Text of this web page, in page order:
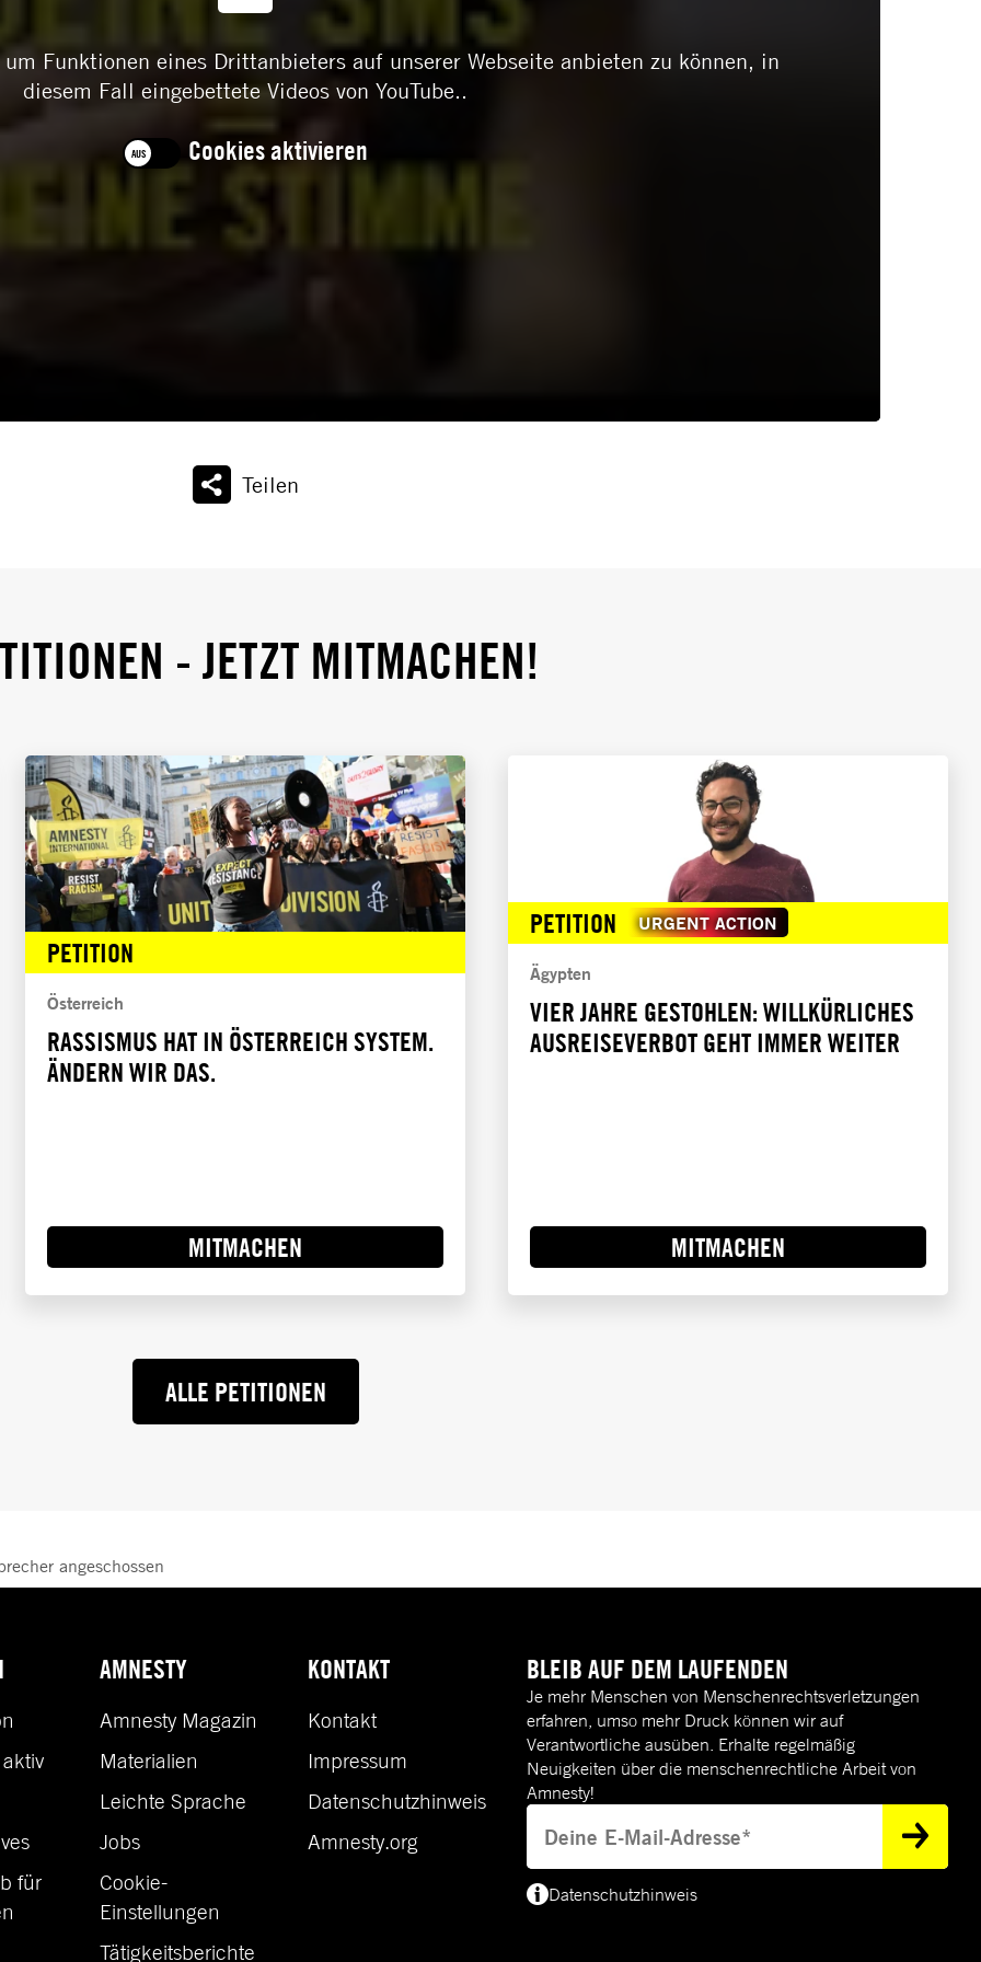
Funktionen eines Drittanbieters auf unserer Webseite anbieten zu können, in
diesem Fall eingebettete Videos von YouTube..
Cookies aktivieren
Teilen
- JETZT MITMACHEN!
PETITION
Österreich
RASSISMUS HAT IN ÖSTERREICH SYSTEM.
ÄNDERN WIR DAS.
MITMACHEN
PETITION URGENT ACTION
Ägypten
VIER JAHRE GESTOHLEN: WILLKÜRLICHES
AUSREISEVERBOT GEHT IMMER WEITER
MITMACHEN
ALLE PETITIONEN
angeschossen
für
AMNESTY
Amnesty Magazin
Materialien
Leichte Sprache
Jobs
Cookie-
Einstellungen
Tätigkeitsberichte
KONTAKT
Kontakt
Impressum
Datenschutzhinweis
Amnesty.org
BLEIB AUF DEM LAUFENDEN
Je mehr Menschen von Menschenrechtsverletzungen
erfahren, umso mehr Druck können wir auf
Verantwortliche ausüben. Erhalte regelmäßig
Neuigkeiten über die menschenrechtliche Arbeit von
Amnesty!
Deine E-Mail-Adresse
Datenschutzhinweis